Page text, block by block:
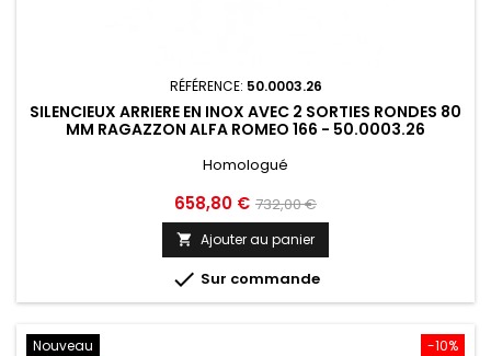
RÉFÉRENCE: 50.0003.26
SILENCIEUX ARRIERE EN INOX AVEC 2 SORTIES RONDES 80
MM RAGAZZON ALFA ROMEO 166 - 50.0003.26
Homologué
Prix
658,80 € Prix
de
base
732,00 €
 Ajouter au panier
 Sur commande
-10%
Nouveau